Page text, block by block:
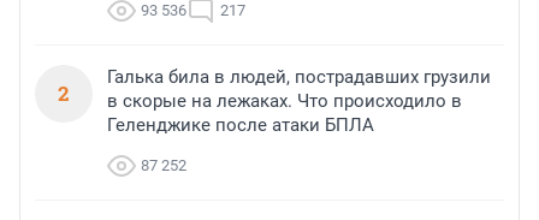
93 536 217
2
Галька била в людей, пострадавших грузили
в скорые на лежаках. Что происходило в
Геленджике после атаки БПЛА
87 252